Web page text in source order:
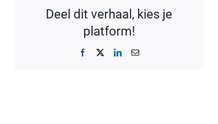
Deel dit verhaal, kies je
platform!
Facebook LinkedIn
E-